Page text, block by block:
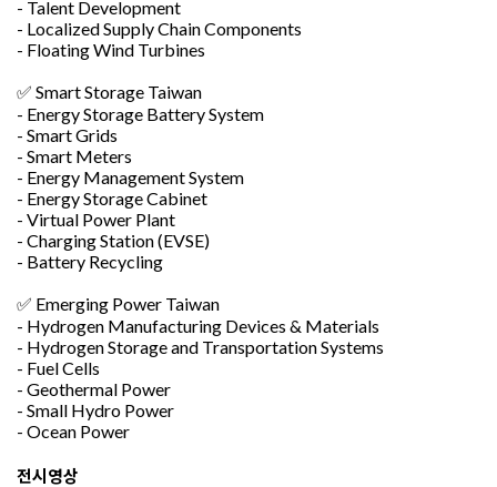
- Talent Development
- Localized Supply Chain Components
- Floating Wind Turbines
✅ Smart Storage Taiwan
- Energy Storage Battery System
- Smart Grids
- Smart Meters
- Energy Management System
- Energy Storage Cabinet
- Virtual Power Plant
- Charging Station (EVSE)
- Battery Recycling
✅ Emerging Power Taiwan
- Hydrogen Manufacturing Devices & Materials
- Hydrogen Storage and Transportation Systems
- Fuel Cells
- Geothermal Power
- Small Hydro Power
- Ocean Power
전시영상